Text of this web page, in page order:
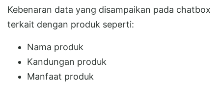
Kebenaran data yang disampaikan pada chatbox
terkait dengan produk seperti:
Nama produk
Kandungan produk
Manfaat produk